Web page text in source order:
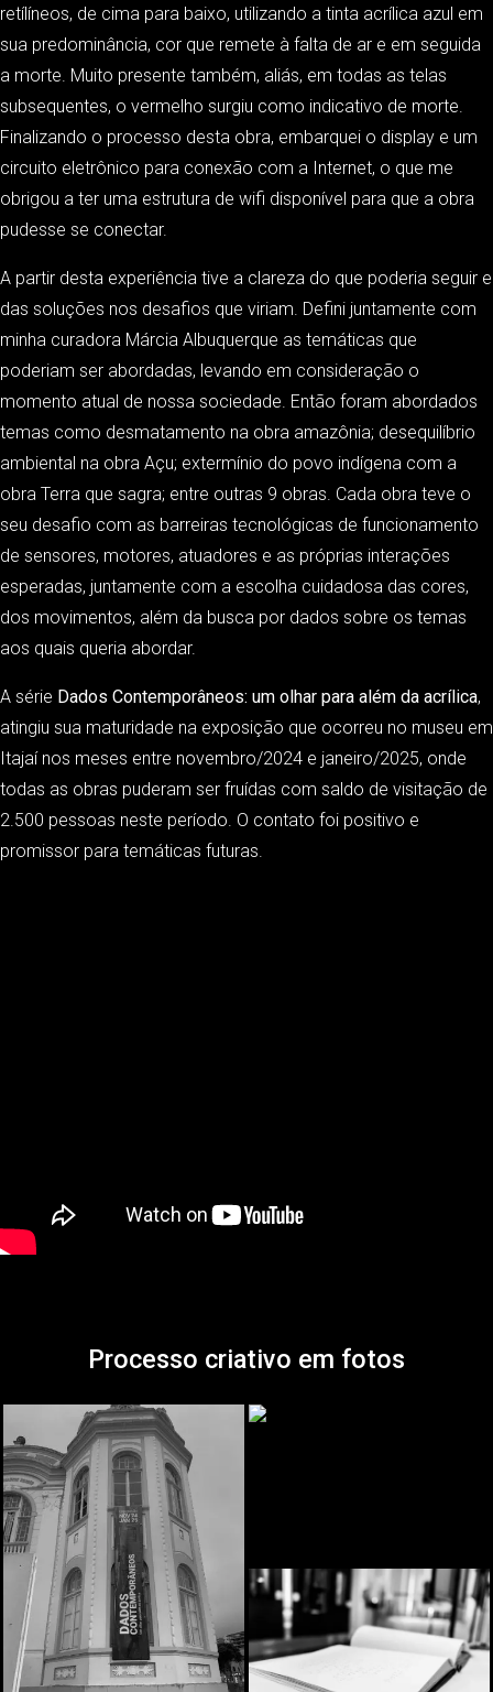
retílíneos, de cima para baixo, utilizando a tinta acrílica azul em
sua predominância, cor que remete à falta de ar e em seguida
a morte. Muito presente também, aliás, em todas as telas
subsequentes, o vermelho surgiu como indicativo de morte.
Finalizando o processo desta obra, embarquei o display e um
circuito eletrônico para conexão com a Internet, o que me
obrigou a ter uma estrutura de wifi disponível para que a obra
pudesse se conectar.
A partir desta experiência tive a clareza do que poderia seguir e
das soluções nos desafios que viriam. Defini juntamente com
minha curadora Márcia Albuquerque as temáticas que
poderiam ser abordadas, levando em consideração o
momento atual de nossa sociedade. Então foram abordados
temas como desmatamento na obra amazônia; desequilíbrio
ambiental na obra Açu; extermínio do povo indígena com a
obra Terra que sagra; entre outras 9 obras. Cada obra teve o
seu desafio com as barreiras tecnológicas de funcionamento
de sensores, motores, atuadores e as próprias interações
esperadas, juntamente com a escolha cuidadosa das cores,
dos movimentos, além da busca por dados sobre os temas
aos quais queria abordar.
A série Dados Contemporâneos: um olhar para além da acrílica,
atingiu sua maturidade na exposição que ocorreu no museu em
Itajaí nos meses entre novembro/2024 e janeiro/2025, onde
todas as obras puderam ser fruídas com saldo de visitação de
2.500 pessoas neste período. O contato foi positivo e
promissor para temáticas futuras.
Processo criativo em fotos